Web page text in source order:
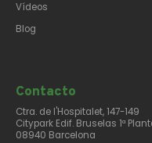
Vídeos
Blog
Contacto​
Ctra. de l'Hospitalet, 147-149
Citypark Edif. Bruselas 1ª
08940 Barcelona